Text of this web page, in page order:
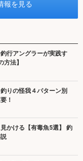
行アングラーが実践す
法】
りの怪我４パターン別
！
かける【有毒魚5選】 釣